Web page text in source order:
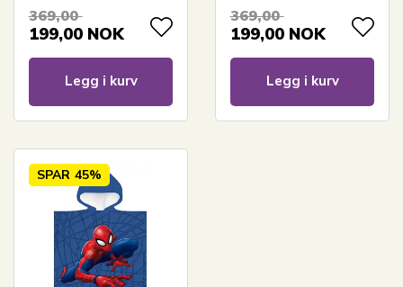
369,00
199,00 NOK
Legg i kurv
369,00
199,00 NOK
Legg i kurv
SPAR 45%